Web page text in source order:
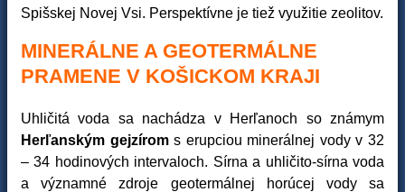
Spišskej Novej Vsi. Perspektívne je tiež využitie zeolitov.
MINERÁLNE A GEOTERMÁLNE
PRAMENE V KOŠICKOM KRAJI
Uhličitá voda sa nachádza v Herľanoch so známym
Herľanským gejzíroms erupciou minerálnej vody v 32
– 34 hodinových intervaloch. Sírna a uhličito-sírna voda
a významné zdroje geotermálnej horúcej vody sa